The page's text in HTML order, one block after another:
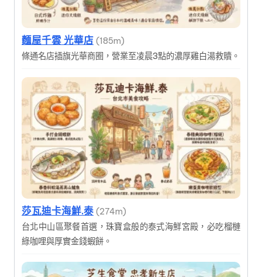
麵屋千雲 光華店 (185m)
條通名店插旗光華商圈，營業至凌晨3點的濃厚雞白湯救贖。
莎瓦迪卡海鮮.泰 (274m)
台北中山區聚餐首選，珠寶盒般的泰式海鮮宮殿，必吃榴槤
綠咖哩與厚實金錢蝦餅。